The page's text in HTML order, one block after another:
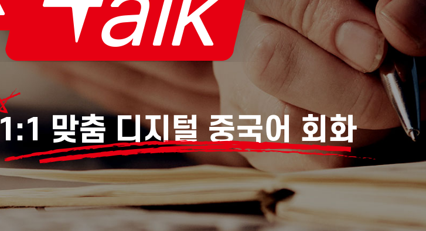
1:1 맞춤 디지털 중국어 회화